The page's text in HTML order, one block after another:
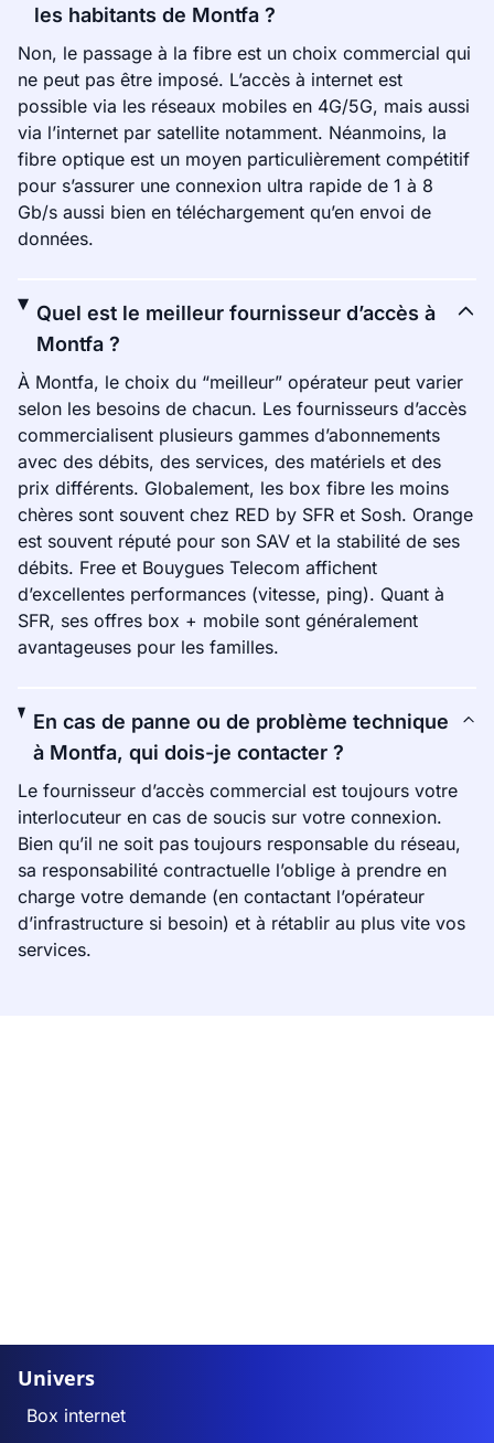
les habitants de Montfa ?
Non, le passage à la fibre est un choix commercial qui
ne peut pas être imposé. L’accès à internet est
possible via les réseaux mobiles en 4G/5G, mais aussi
via l’internet par satellite notamment. Néanmoins, la
fibre optique est un moyen particulièrement compétitif
pour s’assurer une connexion ultra rapide de 1 à 8
Gb/s aussi bien en téléchargement qu’en envoi de
données.
Quel est le meilleur fournisseur d’accès à
Montfa ?
À Montfa, le choix du “meilleur” opérateur peut varier
selon les besoins de chacun. Les fournisseurs d’accès
commercialisent plusieurs gammes d’abonnements
avec des débits, des services, des matériels et des
prix différents. Globalement, les box fibre les moins
chères sont souvent chez RED by SFR et Sosh. Orange
est souvent réputé pour son SAV et la stabilité de ses
débits. Free et Bouygues Telecom affichent
d’excellentes performances (vitesse, ping). Quant à
SFR, ses offres box + mobile sont généralement
avantageuses pour les familles.
En cas de panne ou de problème technique
à Montfa, qui dois-je contacter ?
Le fournisseur d’accès commercial est toujours votre
interlocuteur en cas de soucis sur votre connexion.
Bien qu’il ne soit pas toujours responsable du réseau,
sa responsabilité contractuelle l’oblige à prendre en
charge votre demande (en contactant l’opérateur
d’infrastructure si besoin) et à rétablir au plus vite vos
services.
Univers
Box internet